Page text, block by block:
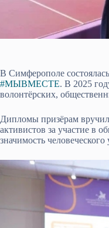
В Симферополе
#МЫВМЕСТЕ. В 2025
волонтёрских,
Дипломы призёрам
активистов за участие в
значимость